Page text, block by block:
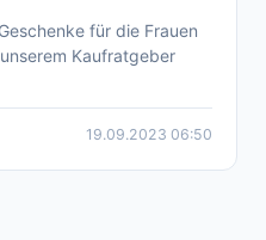
Die 10 besten
für die Frauen
Kaufratgeber
19.09.2023 06:50